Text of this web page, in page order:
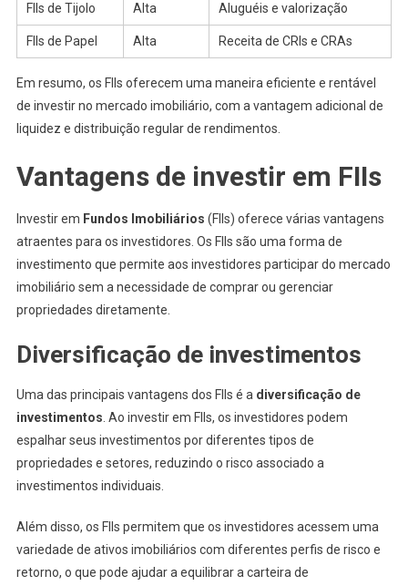
FIIs de Tijolo Alta Aluguéis e valorização
FIIs de Papel Alta Receita de CRIs e CRAs
Em resumo, os FIIs oferecem uma maneira eficiente e rentável
de investir no mercado imobiliário, com a vantagem adicional de
liquidez e distribuição regular de rendimentos.
Vantagens de investir em FIIs
Investir em Fundos Imobiliários (FIIs) oferece várias vantagens
atraentes para os investidores. Os FIIs são uma forma de
investimento que permite aos investidores participar do mercado
imobiliário sem a necessidade de comprar ou gerenciar
propriedades diretamente.
Diversificação de investimentos
Uma das principais vantagens dos FIIs é a diversificação de
investimentos . Ao investir em FIIs, os investidores podem
espalhar seus investimentos por diferentes tipos de
propriedades e setores, reduzindo o risco associado a
investimentos individuais.
Além disso, os FIIs permitem que os investidores acessem uma
variedade de ativos imobiliários com diferentes perfis de risco e
retorno, o que pode ajudar a equilibrar a carteira de